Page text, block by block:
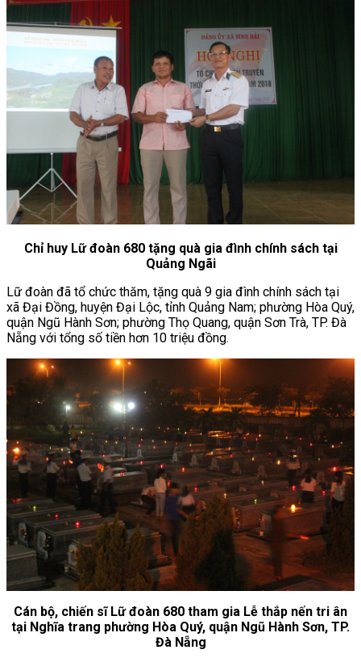
Chỉ huy Lữ đoàn 680 tặng quà gia đình chính sách tại
Quảng Ngãi
Lữ đoàn đã tổ chức thăm, tặng quà 9 gia đình chính sách tại
xã Đại Đồng, huyện Đại Lộc, tỉnh Quảng Nam; phường Hòa Quý,
quận Ngũ Hành Sơn; phường Thọ Quang, quận Sơn Trà, TP. Đà
Nẵng với tổng số tiền hơn 10 triệu đồng.
Cán bộ, chiến sĩ Lữ đoàn 680 tham gia Lễ thắp nến tri ân
tại Nghĩa trang phường Hòa Quý, quận Ngũ Hành Sơn, TP.
Đà Nẵng